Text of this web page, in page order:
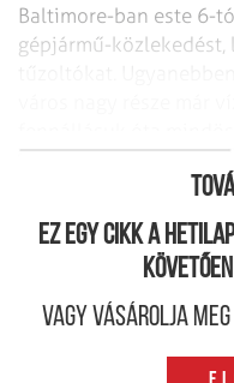
Baltimore-ban este 6-
gépjármű-közlekedést,
zárva tartani.
Ez egy cikk a
Vagy vásárolja